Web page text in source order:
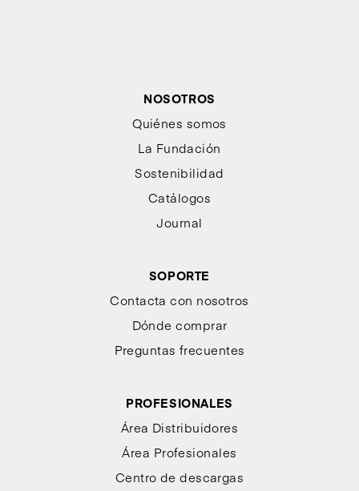
NOSOTROS
Quiénes somos
La Fundación
Sostenibilidad
Catálogos
Journal
SOPORTE
Contacta con nosotros
Dónde comprar
Preguntas frecuentes
PROFESIONALES
Área Distribuidores
Área Profesionales
Centro de descargas